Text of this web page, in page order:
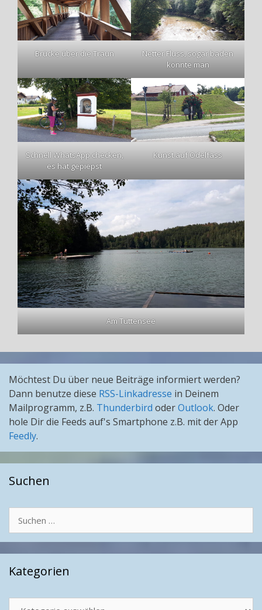
Brücke über die Traun
Netter Fluss, sogar baden
könnte man
Schnell WhatsApp checken,
es hat gepiepst
Kunst auf Odelfass
Am Tüttensee
Möchtest Du über neue Beiträge informiert werden?
Dann benutze diese RSS-Linkadresse in Deinem
Mailprogramm, z.B. Thunderbird oderOutlook. Oder
hole Dir die Feeds auf's Smartphone z.B. mit der App
Feedly.
Suchen
nach:
Kategorien